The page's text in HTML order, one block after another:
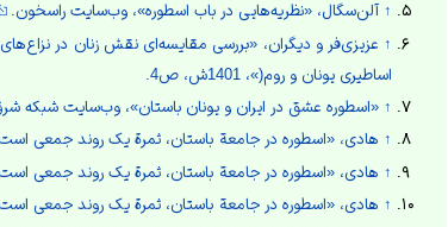
↑ آلن‌سگال، «نظریه‌هایی در باب اسطوره»، وب‌سایت راسخون.
↑ عزیزی‌فر و دیگران، «بررسی مقایسه‌ای نقش زنان در
اساطیری یونان و روم(»، 1401ش، ص4.
↑ «اسطوره عشق در ایران و یونان باستان»، وب‌سایت شبکه
↑ هادی، «اسطوره در جامعة باستان، ثمرة یک روند جمعی
↑ هادی، «اسطوره در جامعة باستان، ثمرة یک روند جمعی
↑ هادی، «اسطوره در جامعة باستان، ثمرة یک روند جمعی